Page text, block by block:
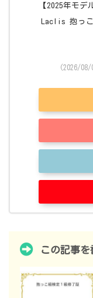
【2025年モ
Laclis 抱っこ
(2026/08/
この記事